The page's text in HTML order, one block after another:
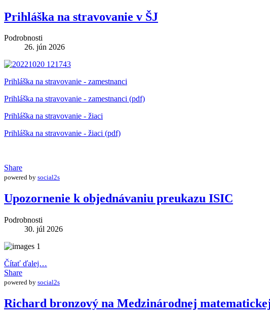
Prihláška na stravovanie v ŠJ
Podrobnosti
26. jún 2026
Prihláška na stravovanie - zamestnanci
Prihláška na stravovanie - zamestnanci (pdf)
Prihláška na stravovanie - žiaci
Prihláška na stravovanie - žiaci (pdf)
Share
powered by social2s
Upozornenie k objednávaniu preukazu ISIC
Podrobnosti
30. júl 2026
Čítať ďalej…
Share
powered by social2s
Richard bronzový na Medzinárodnej